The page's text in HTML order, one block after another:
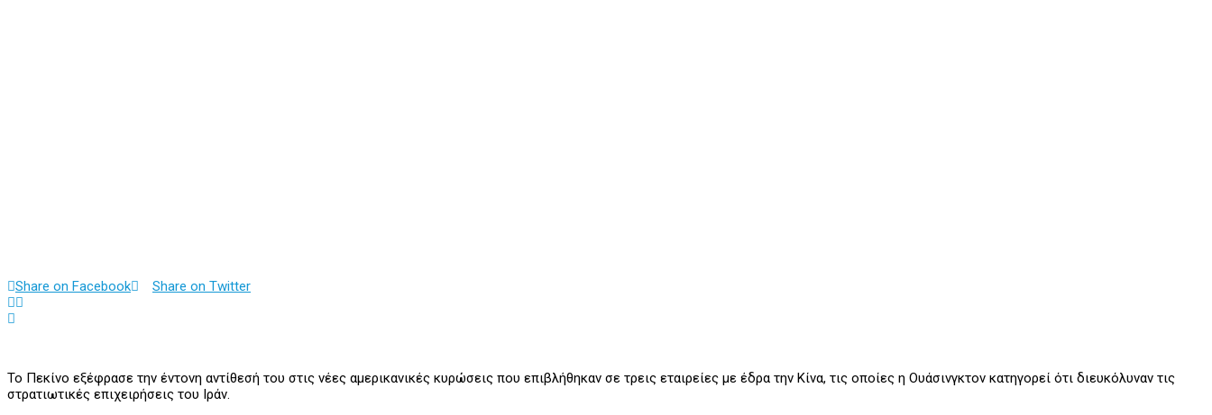
Share on Facebook Share on Twitter
Το Πεκίνο εξέφρασε την έντονη αντίθεσή του στις νέες αμερικανικές κυρώσεις που επιβλήθηκαν σε τρεις εταιρείες με έδρα την Κίνα, τις οποίες η Ουάσινγκτον κατηγορεί ότι διευκόλυναν τις
στρατιωτικές επιχειρήσεις του Ιράν.